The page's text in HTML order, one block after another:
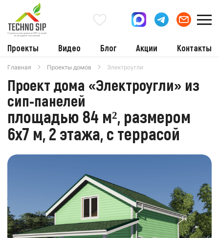
Проекты Видео Блог Акции Контакты
Главная Проекты домов Электроугли
Проект дома «Электроугли» из
сип-панелей
площадью 84 м², размером
6х7 м, 2 этажа, с террасой